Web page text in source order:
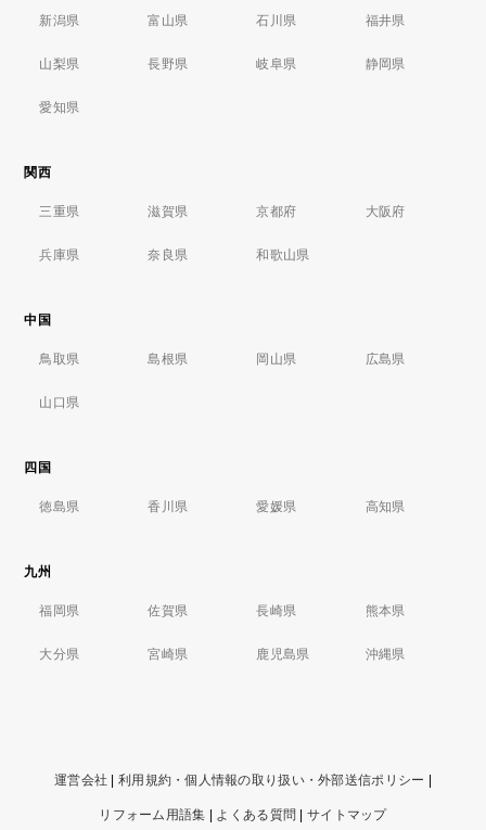
新潟県 富山県 石川県 福井県
山梨県 長野県 岐阜県 静岡県
愛知県
関西
三重県 滋賀県 京都府 大阪府
兵庫県 奈良県 和歌山県
中国
鳥取県 島根県 岡山県 広島県
山口県
四国
徳島県 香川県 愛媛県 高知県
九州
福岡県 佐賀県 長崎県 熊本県
大分県 宮崎県 鹿児島県 沖縄県
運営会社 利用規約・個人情報の取り扱い・外部送信ポリシー
リフォーム用語集 よくある質問 サイトマップ